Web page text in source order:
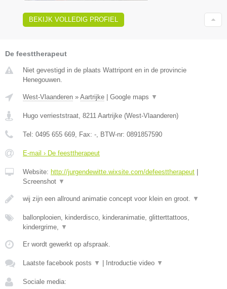
BEKIJK VOLLEDIG PROFIEL
De feesttherapeut
Niet gevestigd in de plaats Wattripont en in de provincie
Henegouwen.
West-Vlaanderen » Aartrijke | Google maps ▼
Hugo verrieststraat 8211 Aartrijke (West-Vlaanderen)
Tel: 0495 655 669 , Fax: - , BTW-nr: 0891857590
E-mail › De feesttherapeut
Website: http://jurgendewitte.wixsite.com/defeesttherapeut |
Screenshot ▼
wij zijn een allround animatie concept voor klein en groot. ▼
ballonplooien, kinderdisco, kinderanimatie, glitterttattoos,
kindergrime,
▼
Er wordt gewerkt op afspraak.
Laatste facebook posts ▼ | Introductie video ▼
Sociale media: